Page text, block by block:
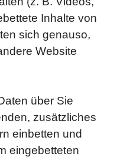
Inhalte von
sich genauso,
Website
über Sie
zusätzliches
einbetten und
eingebetteten